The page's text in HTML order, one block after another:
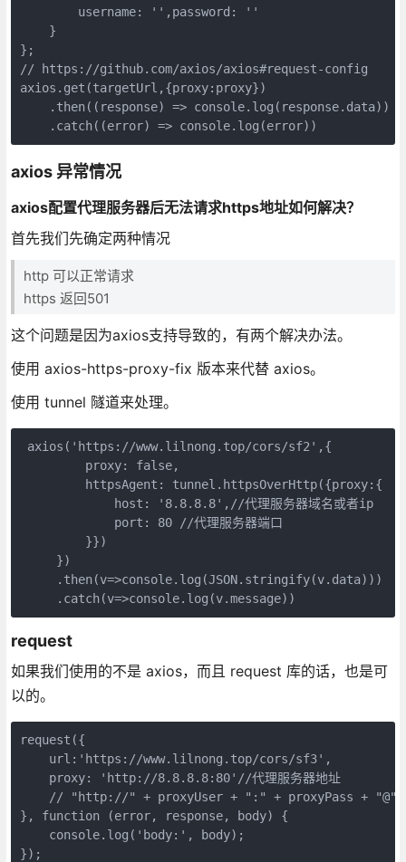
        username: '',password: ''
    }
};
// https://github.com/axios/axios#request-config
axios.get(targetUrl,{proxy:proxy})
    .then((response) => console.log(response.data))
    .catch((error) => console.log(error))
axios 异常情况
axios配置代理服务器后无法请求https地址如何解决？
首先我们先确定两种情况
http 可以正常请求
https 返回501
这个问题是因为axios支持导致的，有两个解决办法。
使用 axios-https-proxy-fix 版本来代替 axios。
使用 tunnel 隧道来处理。
axios('https://www.lilnong.top/cors/sf2',{
         proxy: false,
         httpsAgent: tunnel.httpsOverHttp({proxy:{
             host: '8.8.8.8',//代理服务器域名或者ip
             port: 80 //代理服务器端口
         }})
     })
     .then(v=>console.log(JSON.stringify(v.data)))
     .catch(v=>console.log(v.message))
request
如果我们使用的不是 axios，而且 request 库的话，也是可
以的。
request({
    url:'https://www.lilnong.top/cors/sf3',
    proxy: 'http://8.8.8.8:80'//代理服务器地址
// "http://" + proxyUser + ":" + proxyPass + "@"
}, function (error, response, body) {
    console.log('body:', body);
});